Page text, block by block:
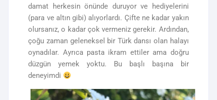
damat herkesin önünde duruyor ve hediyelerini
(para ve altın gibi) alıyorlardı. Çifte ne kadar yakın
olursanız, o kadar çok vermeniz gerekir. Ardından,
çoğu zaman geleneksel bir Türk dansı olan halayı
oynadılar. Ayrıca pasta ikram ettiler ama doğru
düzgün yemek yoktu. Bu başlı başına bir
deneyimdi